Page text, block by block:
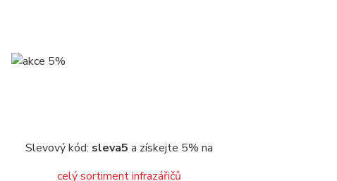
Slevový kód: sleva5 a získejte 5% na
celý sortiment infrazářičů